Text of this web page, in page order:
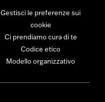
Gestisci le preferenze sui
cookie
Ci prendiamo cura di te
Codice etico
Modello organizzativo